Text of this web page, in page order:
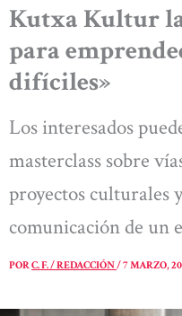
Kutxa Kultur
para
difíciles»
Los interesados
masterclass sobre
proyectos culturales
comunicación de un
PORC. F. / REDACCIÓN/7 MARZO,